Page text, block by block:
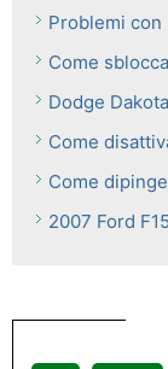
Problemi
Come
Dodge
Come
Come
2007 Ford